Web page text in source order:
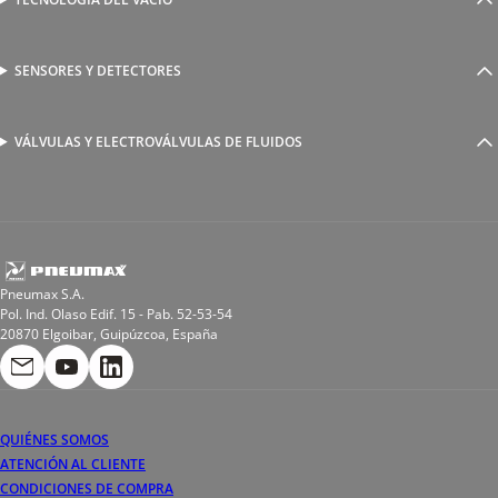
Reguladores de caudal
Racores para soldadura
Válvulas y electroválvulas
SENSORES Y DETECTORES
Detectores magnéticos
VÁLVULAS Y ELECTROVÁLVULAS DE FLUIDOS
Electroválvulas de acción directa
Bobinas
Pneumax S.A.
Pol. Ind. Olaso Edif. 15 - Pab. 52-53-54
20870 Elgoibar, Guipúzcoa, España
QUIÉNES SOMOS
ATENCIÓN AL CLIENTE
CONDICIONES DE COMPRA